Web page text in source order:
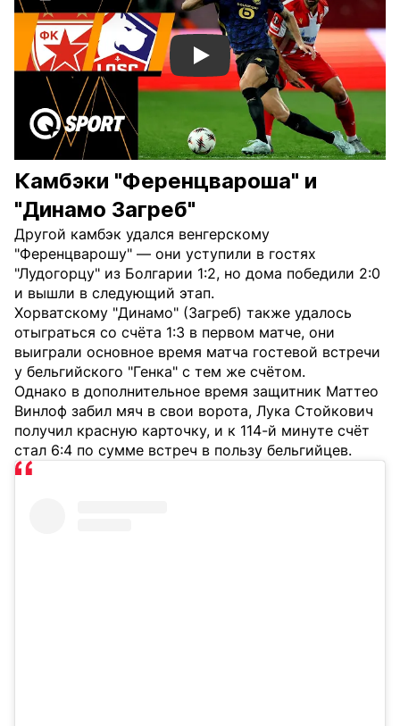
Смотреть видео YouTube
Камбэки "Ференцвароша" и
"Динамо Загреб"
Другой камбэк удался венгерскому
"Ференцварошу" — они уступили в гостях
"Лудогорцу" из Болгарии 1:2, но дома победили 2:0
и вышли в следующий этап.
Хорватскому "Динамо" (Загреб) также удалось
отыграться со счёта 1:3 в первом матче, они
выиграли основное время матча гостевой встречи
у бельгийского "Генка" с тем же счётом.
Однако в дополнительное время защитник Маттео
Винлоф забил мяч в свои ворота, Лука Стойкович
получил красную карточку, и к 114-й минуте счёт
стал 6:4 по сумме встреч в пользу бельгийцев.